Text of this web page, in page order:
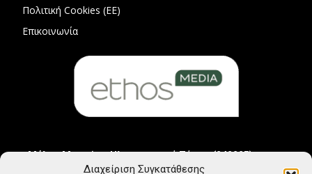
Διαχείριση Συγκατάθεσης
Πολιτική Cookies (ΕΕ)
Επικοινωνία
Μέλος Μητρώου Ηλεκτρονικού Τύπου (242225)